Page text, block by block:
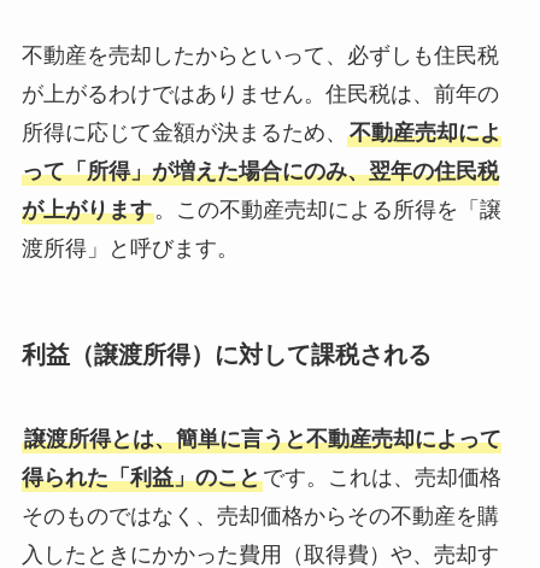
不動産を売却したからといって、必ずしも住民税
が上がるわけではありません。住民税は、前年の
所得に応じて金額が決まるため、 不動産売却によ
って「所得」が増えた場合にのみ、翌年の住民税
が上がります。この不動産売却による所得を「譲
渡所得」と呼びます。
利益（譲渡所得）に対して課税される
譲渡所得とは、簡単に言うと不動産売却によって
得られた「利益」のことです。これは、売却価格
そのものではなく、売却価格からその不動産を購
入したときにかかった費用（取得費）や、売却す